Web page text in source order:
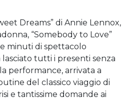
Dreams” di Annie Lennox,
“Somebody to Love”
minuti di spettacolo
tutti i presenti senza
performance, arrivata a
del classico viaggio di
e tantissime domande ai